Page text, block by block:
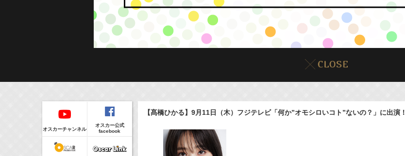
8/6(Thu)
イベント
販売情報
24:00-24:30(TV)
一緒にごはんをたべるだけ
【髙橋ひかる】9月11日（木）フジテレビ「何か”オモシロいコト”ないの？」に出演！
オスカーチャンネル
オスカー公式
facebook
Regular
Guest
CLIP